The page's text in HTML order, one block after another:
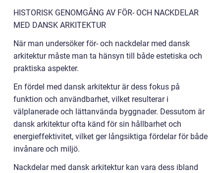
HISTORISK GENOMGÅNG AV FÖR- OCH NACKDELAR
MED DANSK ARKITEKTUR
När man undersöker för- och nackdelar med dansk
arkitektur måste man ta hänsyn till både estetiska och
praktiska aspekter.
En fördel med dansk arkitektur är dess fokus på
funktion och användbarhet, vilket resulterar i
välplanerade och lättanvända byggnader. Dessutom är
dansk arkitektur ofta känd för sin hållbarhet och
energieffektivitet, vilket ger långsiktiga fördelar för både
invånare och miljö.
Nackdelar med dansk arkitektur kan vara dess ibland